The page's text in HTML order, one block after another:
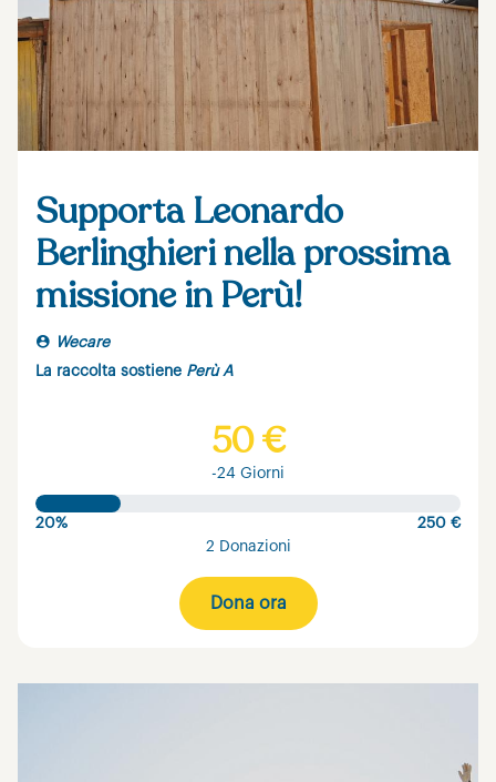
Supporta Leonardo
Berlinghieri nella prossima
missione in Perù!
Wecare
La raccolta sostiene Perù A
50 €
-24 Giorni
20%
250 €
2 Donazioni
Dona ora